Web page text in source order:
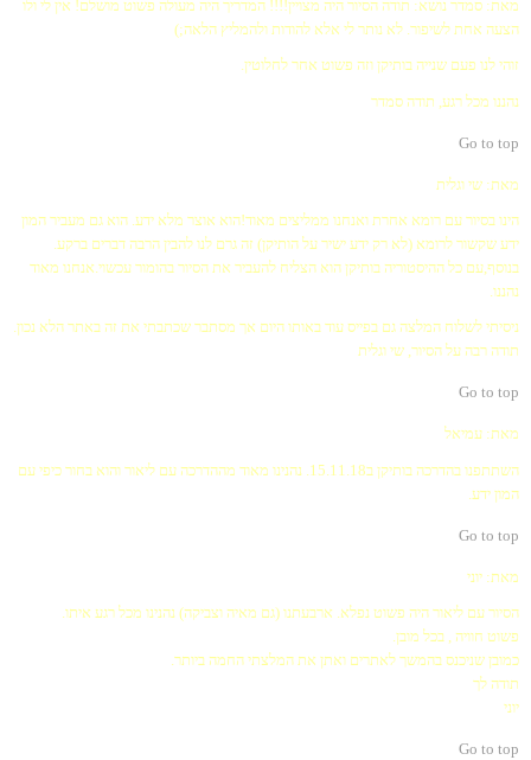
מאת: סמדר נושא: תודה הסיור היה מצויין!!!! המדריך היה מעולה פשוט מושלם! אין לי ולו
הצעה אחת לשיפור. לא נותר לי אלא להודות ולהמליץ הלאה;)
זוהי לנו פעם שנייה בותיקן וזה פשוט אחר לחלוטין.
נהננו מכל רגע, תודה סמדר
Go to top
מאת: שי וגלית
הינו בסיור עם רומא אחרת ואנחנו ממליצים מאוד!הוא אוצר מלא ידע. הוא גם מעביר המון
ידע שקשור לרומא (לא רק ידע ישיר על הותיקן) זה גרם לנו להבין הרבה דברים ברקע.
בנוסף,עם כל ההיסטוריה בותיקן הוא הצליח להעביר את הסיור בהומור עכשוי.אנחנו מאוד
נהננו.
ניסיתי לשלוח המלצה גם בפייס עוד באותו היום אך מסתבר שכתבתי את זה באתר הלא נכון.
תודה רבה על הסיור, שי וגלית
Go to top
מאת: עמיאל
השתתפנו בהדרכה בותיקן ב15.11.18. נהנינו מאוד מההדרכה עם ליאור והוא בחור כיפי עם
המון ידע.
Go to top
מאת: יוני
הסיור עם ליאור היה פשוט נפלא. ארבעתנו (גם מאיה וצביקה) נהנינו מכל רגע איתו.
פשוט חוויה , בכל מובן.
כמובן שניכנס בהמשך לאתרים ואתן את המלצתי החמה ביותר.
תודה לך
יוני
Go to top